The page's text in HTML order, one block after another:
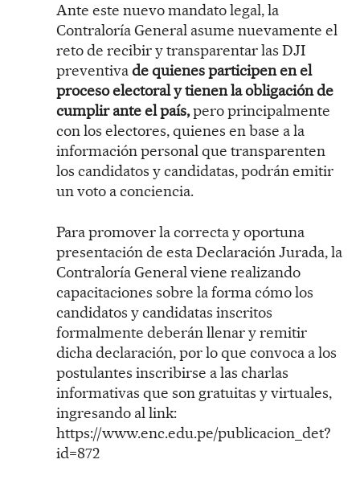
Ante este nuevo mandato legal, la
Contraloría General asume nuevamente el
reto de recibir y transparentar las DJI
preventivade quienes participen en el
proceso electoral y tienen la obligación de
cumplir ante el país,pero principalmente
con los electores, quienes en base a la
información personal que transparenten
los candidatos y candidatas, podrán emitir
un voto a conciencia.
Para promover la correcta y oportuna
presentación de esta Declaración Jurada, la
Contraloría General viene realizando
capacitaciones sobre la forma cómo los
candidatos y candidatas inscritos
formalmente deberán llenar y remitir
dicha declaración, por lo que convoca a los
postulantes inscribirse a las charlas
informativas que son gratuitas y virtuales,
ingresando al link:
https://www.enc.edu.pe/publicacion_det?
id=872